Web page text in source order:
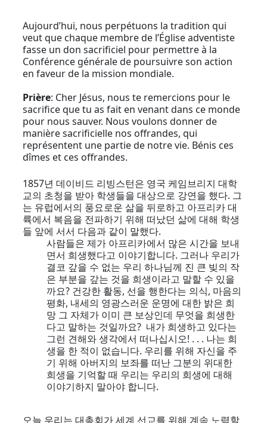
Aujourd’hui, nous perpétuons la tradition qui
veut que chaque membre de l’Église adventiste
fasse un don sacrificiel pour permettre à la
Conférence générale de poursuivre son action
en faveur de la mission mondiale.
Prière: Cher Jésus, nous te remercions pour le
sacrifice que tu as fait en venant dans ce monde
pour nous sauver. Nous voulons donner de
manière sacrificielle nos offrandes, qui
représentent une partie de notre vie. Bénis ces
dîmes et ces offrandes.
1857년 데이비드 리빙스턴은 영국 케임브리지 대학
교의 초청을 받아 학생들을 대상으로 강연을 했다. 그
는 유럽에서의 풍요로운 삶을 뒤로하고 아프리카 대
륙에서 복음을 전파하기 위해 떠났던 삶에 대해 학생
들 앞에 서서 다음과 같이 말했다.
사람들은 제가 아프리카에서 많은 시간을 보내
면서 희생했다고 이야기합니다. 그러나 우리가
결코 갚을 수 없는 우리 하나님께 진 큰 빚의 작
은 부분을 갚는 것을 희생이라고 말할 수 있을
까요? 건강한 활동, 선을 행한다는 의식, 마음의
평화, 내세의 영광스러운 운명에 대한 밝은 희
망 그 자체가 이미 큰 보상인데 무엇을 희생한
다고 말하는 것일까요? 내가 희생하고 있다는
그런 견해와 생각에서 떠나십시오! . . . 나는 희
생을 한 적이 없습니다. 우리를 위해 자신을 주
기 위해 아버지의 보좌를 떠난 그분의 위대한
희생을 기억할 때 우리는 우리의 희생에 대해
이야기하지 말아야 합니다.
오늘 우리는 대총회가 세계 선교를 위해 계속 노력할